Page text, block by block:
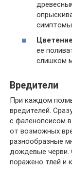
симптомы.
Цветение
ее
слишком
Вредители
При каждом
вредителей.
с фаленопсисом
от возможных
разнообразные
дождевые черви.
поражено тлей и